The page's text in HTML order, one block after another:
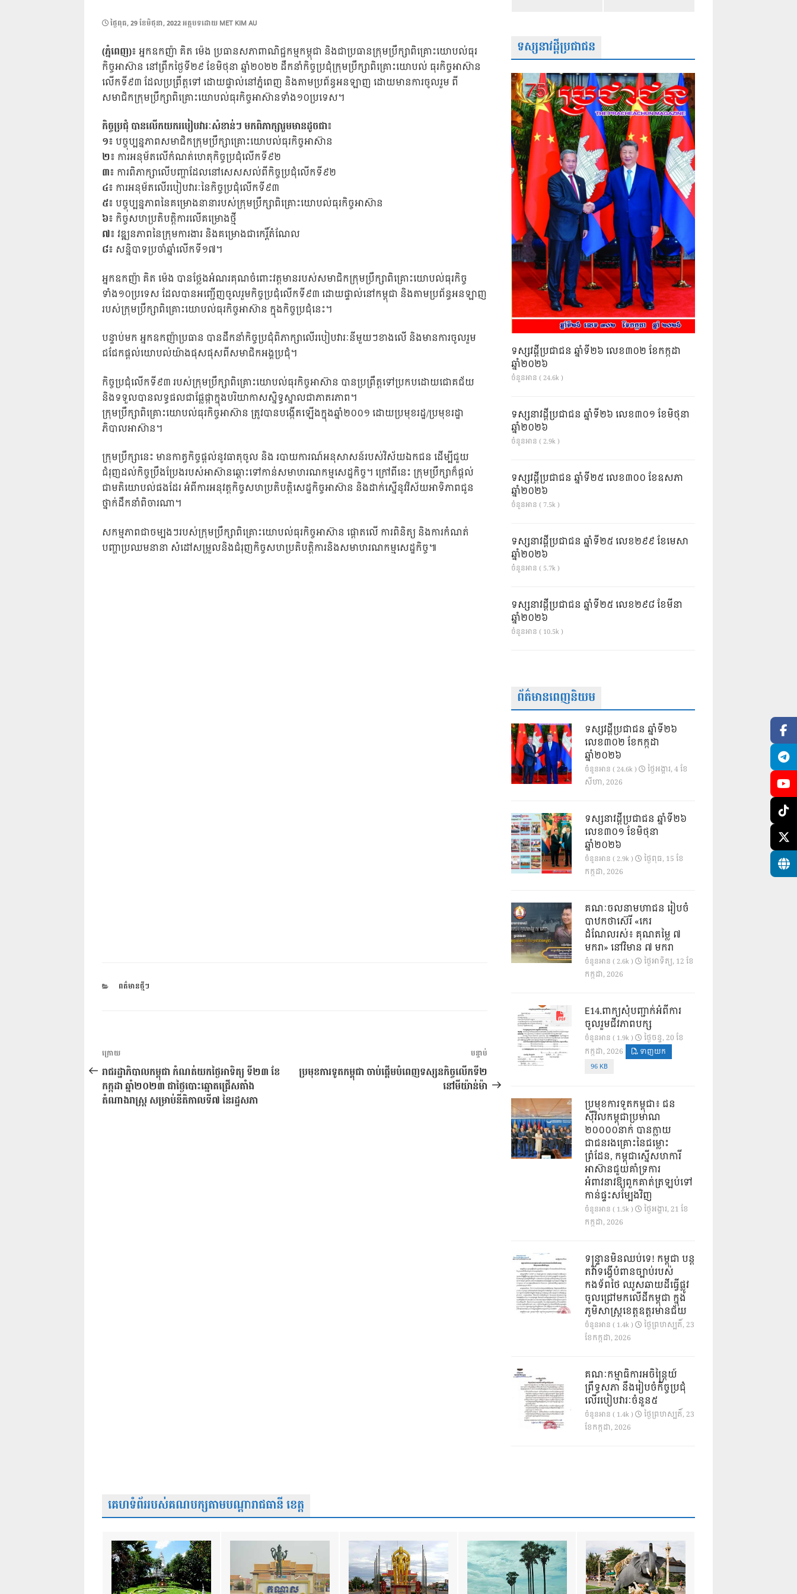
POSTED
ថ្ងៃ​ពុធ, 29 ខែ​មិថុនា, 2022អត្ថបទដោយ MET KIM AU
(ភ្នំពេញ)៖អ្នកឧកញ៉ា គិត ម៉េង ប្រធានសភាពាណិជ្ជកម្មកម្ពុជា និងជាប្រធានក្រុមប្រឹក្សាពិគ្រោះយោបល់ធុរ
កិច្ចអាស៊ាន នៅព្រឹកថ្ងៃទី២៩ ខែមិថុនា ឆ្នាំ២០២២ ដឹកនាំកិច្ចប្រជុំក្រុមប្រឹក្សាពិគ្រោះយោបល់ ធុរកិច្ចអាស៊ាន
លើកទី៩៣ ដែលប្រព្រឹត្តទៅ ដោយផ្ទាល់នៅភ្នំពេញ និងតាមប្រព័ន្ធអនឡាញ ដោយមានការចូលរួម ពី
សមាជិកក្រុមប្រឹក្សាពិគ្រោះយោបល់ធុរកិច្ចអាស៊ានទាំង១០ប្រទេស។
កិច្ចប្រជុំ បានលើកយករបៀបវារៈសំខាន់ៗ មកពិភាក្សារួមមានដូចជា៖
១៖បច្ចុប្បន្នភាពសមាជិកក្រុមប្រឹក្សាគ្រោះយោបល់ធុរកិច្ចអាស៊ាន
២៖ ការអនុម័តលើកំណត់ហេតុកិច្ចប្រជុំលើកទី៩២
៣៖ ការពិភាក្សាលើបញ្ហាដែលនៅសេសសល់ពីកិច្ចប្រជុំលើកទី៩២
៤៖ ការអនុម័តលើរបៀបវារៈនៃកិច្ចប្រជុំលើកទី៩៣
៥៖បច្ចុប្បន្នភាពនៃគម្រោងនានារបស់ក្រុមប្រឹក្សាពិគ្រោះយោបល់ធុរកិច្ចអាស៊ាន
៦៖ កិច្ចសហប្រតិបត្តិការលើគម្រោងថ្មី
៧៖វឌ្ឍនភាពនៃក្រុមការងារ និងគម្រោងជាកេរ្តិ៍តំណែល
៨៖ សន្និបាទប្រចាំឆ្នាំលើកទី១៧។
អ្នកឧកញ៉ា គិត ម៉េង បានថ្លែងអំណរគុណចំពោះវត្តមានរបស់សមាជិកក្រុមប្រឹក្សាពិគ្រោះយោបល់ធុរកិច្ច
ទាំង១០ប្រទេស ដែលបានអញ្ជើញចូលរួមកិច្ចប្រជុំលើកទី៩៣ ដោយផ្ទាល់នៅកម្ពុជា និងតាមប្រព័ន្ធអនឡាញ
របស់ក្រុមប្រឹក្សាពិគ្រោះយោបល់ធុរកិច្ចអាស៊ាន ក្នុងកិច្ចប្រជុំនេះ។
បន្ទាប់មក អ្នកឧកញ៉ាប្រធាន បានដឹកនាំកិច្ចប្រជុំពិភាក្សាលើរបៀបវារៈនីមួយៗខាងលើ និងមានការចូលរួម
ជជែកផ្តល់យោបល់យ៉ាងផុសផុសពីសមាជិកអង្គប្រជុំ។
កិច្ចប្រជុំលើកទី៩៣ របស់ក្រុមប្រឹក្សាពិគ្រោះយោបល់ធុរកិច្ចអាស៊ាន បានប្រព្រឹត្តទៅប្រកបដោយជោគជ័យ
និងទទួលបានលទ្ធផលជាផ្លែផ្កាក្នុងបរិយាកាសស្និទ្ធស្នាលជាភាតរភាព។
ក្រុមប្រឹក្សាពិគ្រោះយោបល់ធុរកិច្ចអាស៊ាន ត្រូវបានបង្កើតឡើងក្នុងឆ្នាំ២០០១ ដោយប្រមុខរដ្ឋ/ប្រមុខរដ្ឋា
ភិបាលអាស៊ាន។
ក្រុមប្រឹក្សានេះ មានកាត្វកិច្ចផ្តល់នូវធាតុចូល និង របាយការណ៍អនុសាសន៍របស់វិស័យឯកជន ដើម្បីជួយ
ជំរុញដល់កិច្ចប្រឹងប្រែងរបស់អាស៊ានឆ្ពោះទៅកាន់សមាហរណកម្មសេដ្ឋកិច្ច។ ក្រៅពីនេះ ក្រុមប្រឹក្សាក៏ផ្តល់
ជាមតិយោបល់ផងដែរ អំពីការអនុវត្តកិច្ចសហប្រតិបត្តិសេដ្ឋកិច្ចអាស៊ាន និងដាក់ស្នើនូវវិស័យអាទិភាពជូន
ថ្នាក់ដឹកនាំពិចារណា។
សកម្មភាពជាចម្បងៗរបស់ក្រុមប្រឹក្សាពិគ្រោះយោបល់ធុរកិច្ចអាស៊ាន ផ្តោតលើ ការពិនិត្យ និងការកំណត់
បញ្ហាប្រឈមនានា សំដៅសម្រួលនិងជំរុញកិច្ចសហប្រតិបត្តិការនិងសមាហរណកម្មសេដ្ឋកិច្ច៕
CATEGORIES
ពត៌មានថ្មីៗ
ការ​
នាំទិស​
ប្រកាស
អត្ថបទ
មុន
ក្រោយ
រាជរដ្ឋាភិបាលកម្ពុជា កំណត់យកថ្ងៃអាទិត្យ ទី២៣ ខែ
កក្កដា ឆ្នាំ២០២៣ ជាថ្ងៃបោះឆ្នោតជ្រើសតាំង
តំណាងរាស្ត្រ សម្រាប់នីតិកាលទី៧ នៃរដ្ឋសភា
បន្ទាប់
ប្រមុខការទូតកម្ពុជា ចាប់ផ្តើមបំពេញទស្សនកិច្ចលើកទី២
នៅមីយ៉ាន់ម៉ា
ទស្សនាវដ្តីប្រជាជន
ទស្សវដ្តីប្រជាជន ឆ្នាំទី២៦ លេខ៣០២ ខែកក្កដា
ឆ្នាំ២០២៦
ចំនួនអាន ( 24.6k )
ទស្សនាវដ្ដីប្រជាជន ឆ្នាំទី២៦ លេខ៣០១ ខែមិថុនា
ឆ្នាំ២០២៦
ចំនួនអាន ( 2.9k )
ទស្សវដ្តីប្រជាជន ឆ្នាំទី២៥ លេខ៣០០ ខែឧសភា
ឆ្នាំ២០២៦
ចំនួនអាន ( 7.5k )
ទស្សនាវដ្ដីប្រជាជន ឆ្នាំទី២៥ លេខ២៩៩ ខែមេសា
ឆ្នាំ២០២៦
ចំនួនអាន ( 5.7k )
ទស្សនាវដ្ដីប្រជាជន ឆ្នាំទី២៥ លេខ២៩៨ ខែមីនា
ឆ្នាំ២០២៦
ចំនួនអាន ( 10.5k )
ព័ត៌មានពេញនិយម
ទស្សវដ្តីប្រជាជន ឆ្នាំទី២៦
លេខ៣០២ ខែកក្កដា
ឆ្នាំ២០២៦
ចំនួនអាន ( 24.6k )
ថ្ងៃ​អង្គារ, 4 ខែ​
សីហា, 2026
ទស្សនាវដ្ដីប្រជាជន ឆ្នាំទី២៦
លេខ៣០១ ខែមិថុនា
ឆ្នាំ២០២៦
ចំនួនអាន ( 2.9k )
ថ្ងៃ​ពុធ, 15 ខែ​
កក្កដា, 2026
គណៈចលនាមហាជន រៀបចំ
បាឋកថាស៊េរី «កេរ
ដំណែលរស់៖ គុណតម្លៃ ៧
មករា» នៅវិមាន ៧ មករា
ចំនួនអាន ( 2.6k )
ថ្ងៃ​អាទិត្យ, 12 ខែ​
កក្កដា, 2026
E14.ពាក្យសុំបញ្ជាក់អំពីការ
ចូលរួមជីវភាពបក្ស
ចំនួនអាន ( 1.9k )
ថ្ងៃ​ចន្ទ, 20 ខែ​
កក្កដា, 2026
ទាញយក
96 KB
ប្រមុខការទូតកម្ពុជា៖ ជន
ស៊ីវិលកម្ពុជាប្រមាណ
២០០០០នាក់ បានក្លាយ
ជាជនរងគ្រោះនៃជម្លោះ
ព្រំដែន, កម្ពុជាស្នើសហការី
អាស៊ានជួយគាំទ្រការ
អំពាវនាវឱ្យពួកគាត់ត្រឡប់ទៅ
កាន់ផ្ទះសម្បែងវិញ
ចំនួនអាន ( 1.5k )
ថ្ងៃ​អង្គារ, 21 ខែ​
កក្កដា, 2026
ទន្ទ្រានមិនឈប់ទេ! កម្ពុជា បន្ត
តវ៉ាទង្វើបំពានច្បាប់របស់
កងទ័ពថៃ ឈូសឆាយដីធ្វើផ្លូវ
ចូលជ្រៅមកលើដីកម្ពុជា ក្នុង
ភូមិសាស្ត្រខេត្តឧត្តរមានជ័យ
ចំនួនអាន ( 1.4k )
ថ្ងៃ​ព្រហស្បតិ៍, 23
ខែ​កក្កដា, 2026
គណៈកម្មាធិការអចិន្ត្រៃយ៍
ព្រឹទ្ធសភា នឹងរៀបចំកិច្ចប្រជុំ
លើរបៀបវារៈចំនួន៥
ចំនួនអាន ( 1.4k )
ថ្ងៃ​ព្រហស្បតិ៍, 23
ខែ​កក្កដា, 2026
គេហទំព័ររបស់គណបក្សតាមបណ្តារាជធានី ខេត្ត